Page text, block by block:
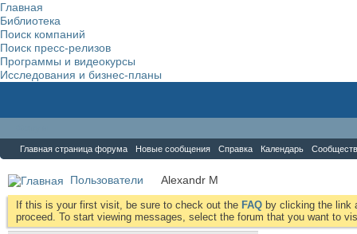
Главная
Библиотека
Поиск компаний
Поиск пресс-релизов
Программы и видеокурсы
Исследования и бизнес-планы
Главная страница форума Новые сообщения Справка Календарь
Пользователи Alexandr M
If this is your first visit, be sure to check out the FAQ by clicking the link
proceed. To start viewing messages, select the forum that you want to